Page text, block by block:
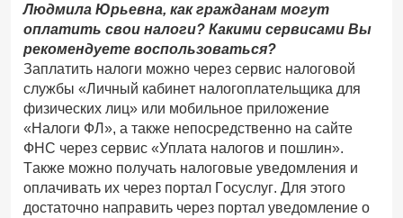
Людмила Юрьевна, как гражданам могут
оплатить свои налоги? Какими сервисами Вы
рекомендуете воспользоваться?
Заплатить налоги можно через сервис налоговой
службы «Личный кабинет налогоплательщика для
физических лиц» или мобильное приложение
«Налоги ФЛ», а также непосредственно на сайте
ФНС через сервис «Уплата налогов и пошлин».
Также можно получать налоговые уведомления и
оплачивать их через портал Госуслуг. Для этого
достаточно направить через портал уведомление о